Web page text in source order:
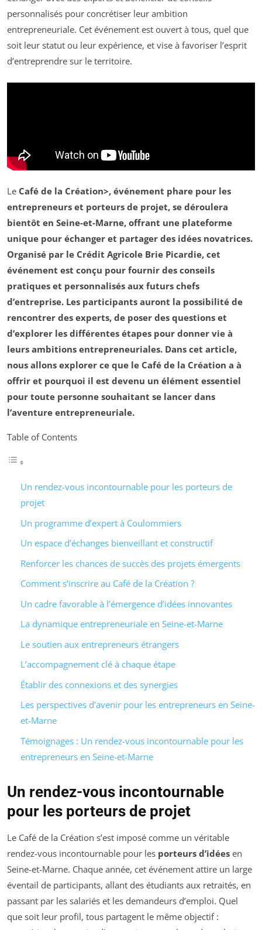
personnalisés pour concrétiser leur ambition
entrepreneuriale. Cet événement est ouvert à tous, quel que
soit leur statut ou leur expérience, et vise à favoriser l’esprit
d’entreprendre sur le territoire.
Le Café de la Création>, événement phare pour les
entrepreneurs et porteurs de projet, se déroulera
bientôt en Seine-et-Marne, offrant une plateforme
unique pour échanger et partager des idées novatrices.
Organisé par le Crédit Agricole Brie Picardie, cet
événement est conçu pour fournir des conseils
pratiques et personnalisés aux futurs chefs
d’entreprise. Les participants auront la possibilité de
rencontrer des experts, de poser des questions et
d’explorer les différentes étapes pour donner vie à
leurs ambitions entrepreneuriales. Dans cet article,
nous allons explorer ce que le Café de la Création a à
offrir et pourquoi il est devenu un élément essentiel
pour toute personne souhaitant se lancer dans
l’aventure entrepreneuriale.
Table of Contents
Un rendez-vous incontournable pour les porteurs de
projet
Un programme d’expert à Coulommiers
Un espace d’échanges bienveillant et constructif
Renforcer les chances de succès des projets émergents
Comment s’inscrire au Café de la Création ?
Un cadre favorable à l’émergence d’idées innovantes
La dynamique entrepreneuriale en Seine-et-Marne
Le soutien aux entrepreneurs étrangers
L’accompagnement clé à chaque étape
Établir des connexions et des synergies
Les perspectives d’avenir pour les entrepreneurs en Seine-
et-Marne
Témoignages : Un rendez-vous incontournable pour les
entrepreneurs en Seine-et-Marne
Un rendez-vous incontournable
pour les porteurs de projet
Le Café de la Création s’est imposé comme un véritable
rendez-vous incontournable pour les porteurs d’idées en
Seine-et-Marne. Chaque année, cet événement attire un large
éventail de participants, allant des étudiants aux retraités, en
passant par les salariés et les demandeurs d’emploi. Quel
que soit leur profil, tous partagent le même objectif :